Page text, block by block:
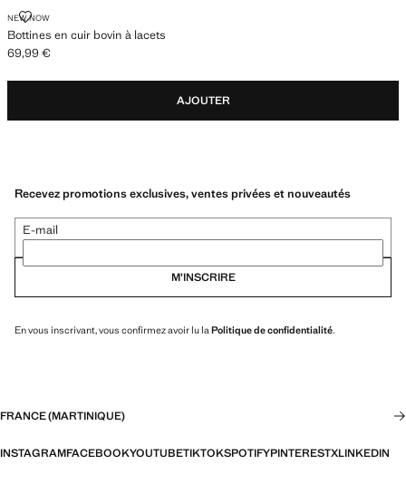
NEW NOW
Bottines en cuir bovin à lacets
BOTTINES EN CUIR BOVIN À LACETS
Prix actuel [69,99 € ]
69,99 €
AJOUTER
Recevez promotions exclusives, ventes privées et nouveautés
E-mail
M’INSCRIRE
En vous inscrivant, vous confirmez avoir lu la Politique de confidentialité.
FRANCE (MARTINIQUE)
INSTAGRAMFACEBOOKYOUTUBETIKTOKSPOTIFYPINTERESTXLINKEDIN